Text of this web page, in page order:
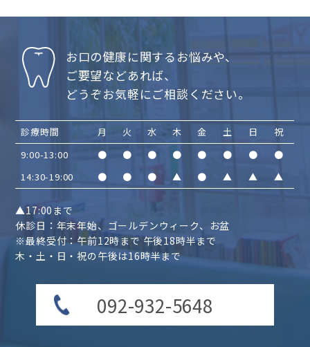
お口の健康に関するお悩みや、
ご要望などあれば、
どうぞお気軽にご相談ください。
診療時間 月 火 水 木 金 土 日
祝
9:00-13:00
● ● ● ● ● ● ●
●
14:30-19:00
● ● ● ▲ ● ▲ ▲ ▲
▲17:00まで
休診日：年末年始、ゴールデンウィーク、お盆
※最終受付：午前12時まで 午後18時半まで
木・土・日・祝の午後は16時半まで
092-932-5648